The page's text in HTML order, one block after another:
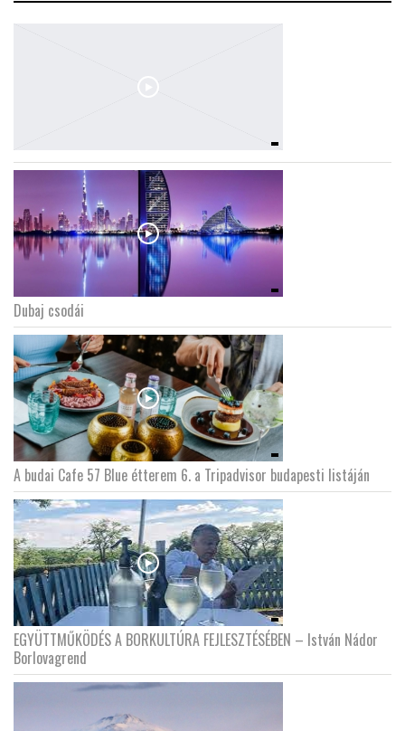
Dubaj csodái
A budai Cafe 57 Blue étterem 6. a Tripadvisor budapesti listáján
EGYÜTTMŰKÖDÉS A BORKULTÚRA FEJLESZTÉSÉBEN – István Nádor
Borlovagrend